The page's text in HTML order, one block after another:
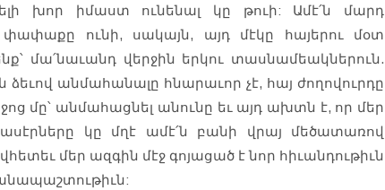
խոր իմաստ ունենալ կը թուի: Ամէ՛ն մարդ
ունի, սակայն, այդ մէկը հայերու մօտ
մա՛նաւանդ վերջին երկու տասնամեակներուն.
անմահանալը հնարաւոր չէ, հայ ժողովուրդը
մը՝ անմահացնել անունը եւ այդ ախտն է, որ մեր
կը մղէ ամէ՛ն բանի վրայ մեծատառով
մեր ազգին մէջ գոյացած է նոր հիւանդութիւն